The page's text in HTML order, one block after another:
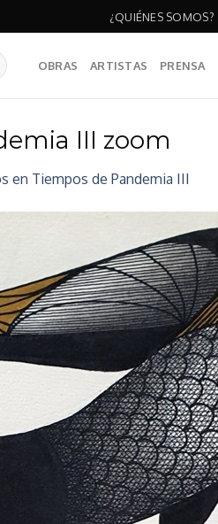
¿QUIÉNES SOMOS?
OBRAS ARTISTAS PRENSA
III zoom
en Tiempos de Pandemia III